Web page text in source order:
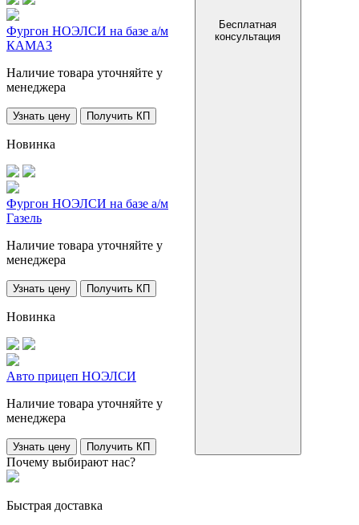
Фургон НОЭЛСИ на базе а/м
КАМАЗ
Наличие товара уточняйте у
менеджера
Узнать цену Получить КП
Новинка
Фургон НОЭЛСИ на базе а/м
Газель
Наличие товара уточняйте у
менеджера
Узнать цену Получить КП
Новинка
Авто прицеп НОЭЛСИ
Наличие товара уточняйте у
менеджера
Узнать цену Получить КП
Бесплатная
консультация
Почему выбирают нас?
Быстрая доставка